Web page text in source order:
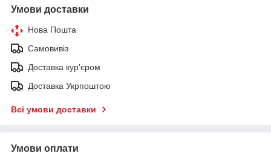
Умови доставки
Нова Пошта
Самовивіз
Доставка кур'єром
Доставка Укрпоштою
Всі умови доставки
Умови оплати